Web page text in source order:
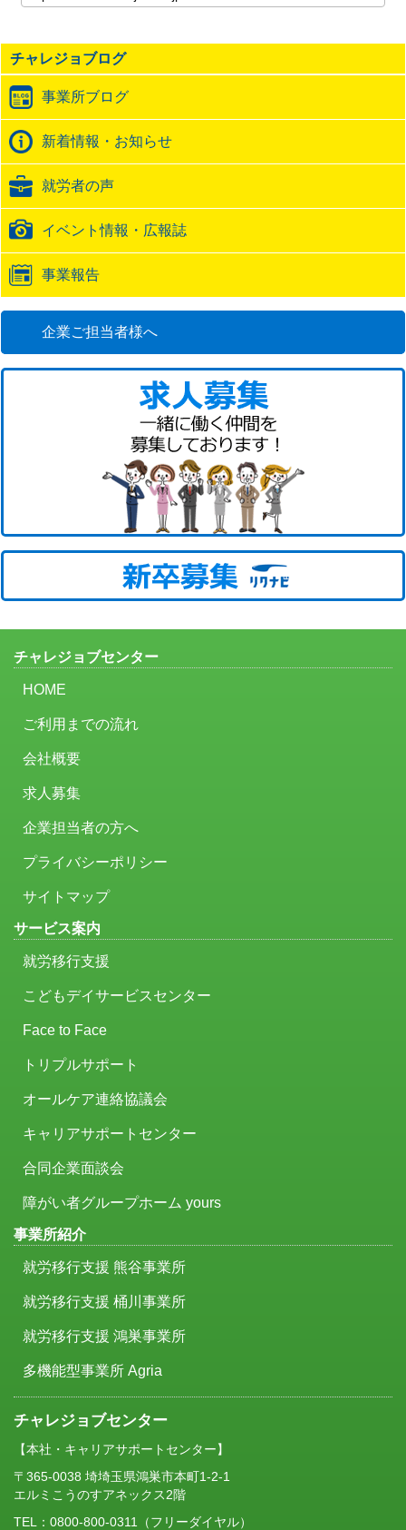
記
の
ト
ッ
ク
バ
ッ
ク
URL
チャレジョブログ
事業所ブログ
新着情報・お知らせ
就労者の声
イベント情報・広報誌
事業報告
企業ご担当者様へ
チャレジョブセンター
HOME
ご利用までの流れ
会社概要
求人募集
企業担当者の方へ
プライバシーポリシー
サイトマップ
サービス案内
就労移行支援
こどもデイサービスセンター
Face to Face
トリプルサポート
オールケア連絡協議会
キャリアサポートセンター
合同企業面談会
障がい者グループホーム yours
事業所紹介
就労移行支援 熊谷事業所
就労移行支援 桶川事業所
就労移行支援 鴻巣事業所
多機能型事業所 Agria
チャレジョブセンター
【本社・キャリアサポートセンター】
〒365-0038 埼埼玉県鴻巣市本町1-2-1
エルミこうのすアネックス2階
TEL： 0800-800-0311 （フリーダイヤル）